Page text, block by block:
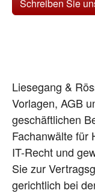
Schreiben Sie
Liesegang &
Vorlagen, AGB
geschäftlichen
Fachanwälte für
IT-Recht und
Sie zur
gerichtlich bei